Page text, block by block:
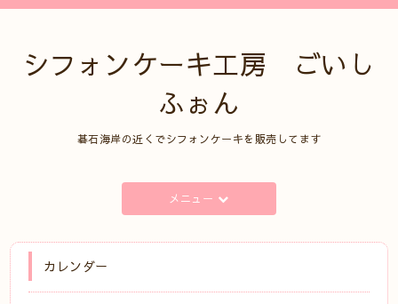
シフォンケーキ工房 ごいし
ふぉん
碁石海岸の近くでシフォンケーキを販売してます
メニュー
カレンダー